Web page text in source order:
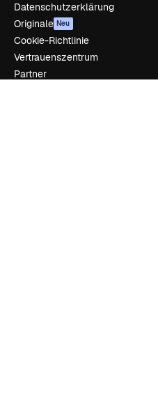
Datenschutzerklärung
Originale Neu
Cookie-Richtlinie
Vertrauenszentrum
Partner